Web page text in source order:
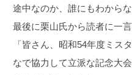
途中なのか、誰にもわから
最後に栗山氏から読者に一言
「皆さん、昭和54年度ミス
なで協力して立派な記念大